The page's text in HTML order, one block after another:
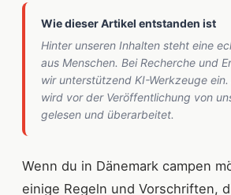
Wie dieser Artikel entstanden ist
Hinter unseren Inhalten steht eine
aus Menschen. Bei Recherche und
wir unterstützend KI-Werkzeuge
wird vor der Veröffentlichung von
gelesen und überarbeitet.
Wenn du in Dänemark campen
einige Regeln und Vorschriften,